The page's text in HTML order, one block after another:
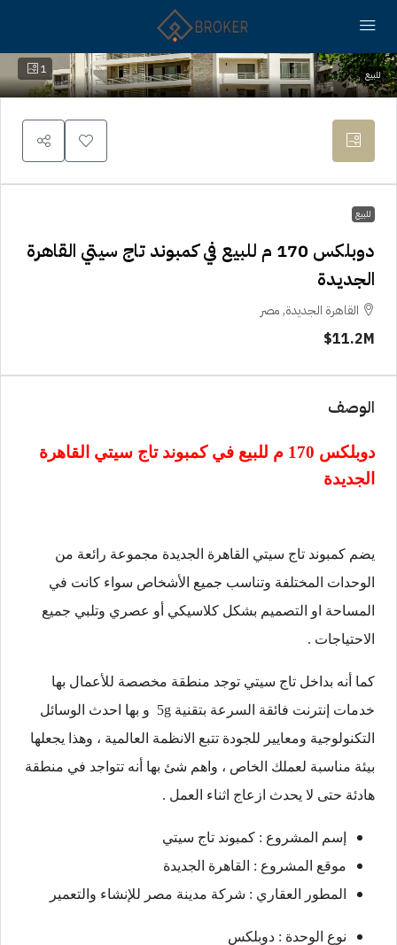
1 للبيع
للبيع
دوبلكس 170 م للبيع في كمبوند تاج سيتي القاهرة
الجديدة
القاهرة الجديدة, مصر
11.2M$
الوصف
دوبلكس 170 م للبيع في
كمبوند تاج سيتي القاهرة
الجديدة
يضم كمبوند تاج سيتي القاهرة الجديدة مجموعة رائعة من
الوحدات المختلفة وتناسب جميع الأشخاص سواء كانت في
المساحة او التصميم بشكل كلاسيكي أو عصري وتلبي جميع
الاحتياجات .
كما أنه بداخل تاج سيتي توجد منطقة مخصصة للأعمال بها
خدمات إنترنت فائقة السرعة بتقنية 5g و بها احدث الوسائل
التكنولوجية ومعايير للجودة تتبع الانظمة العالمية ، وهذا يجعلها
بيئة مناسبة لعملك الخاص ، واهم شئ بها أنه تتواجد في منطقة
هادئة حتى لا يحدث ازعاج اثناء العمل .
إسم المشروع : كمبوند تاج سيتي
موقع المشروع : القاهرة الجديدة
المطور العقاري : شركة مدينة مصر للإنشاء والتعمير
نوع الوحدة : دوبلكس